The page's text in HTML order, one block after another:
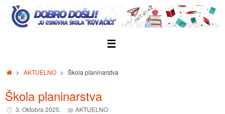
Skip
content
HomeAKTUELNO Škola planinarstva
Škola planinarstva
3. Oktobra 2025. AKTUELNO